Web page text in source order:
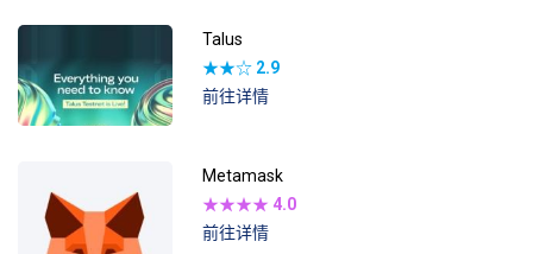
Talus
★★☆ 2.9
前往详情
Metamask
★★★★ 4.0
前往详情